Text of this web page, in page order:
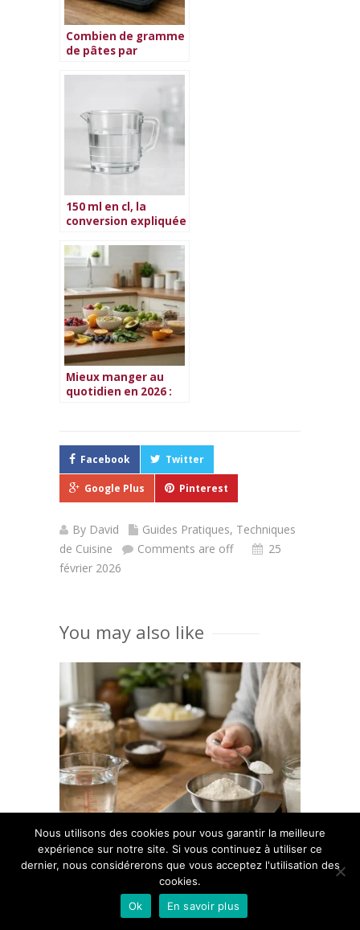
Combien de gramme
de pâtes par
150 ml en cl, la
conversion expliquée
Mieux manger au
quotidien en 2026 :
Facebook Twitter
Google Plus Pinterest
By David Guides Pratiques, Techniques
de Cuisine
Comments are off
25
février 2026
You may also like
Nous utilisons des cookies pour vous garantir la meilleure
expérience sur notre site. Si vous continuez à utiliser ce
dernier, nous considérerons que vous acceptez l'utilisation des
cookies.
Ok
En savoir plus